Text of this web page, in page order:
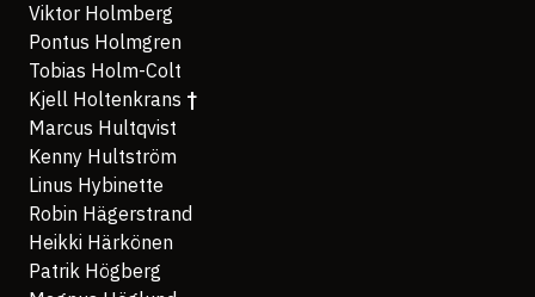
Viktor Holmberg
Pontus Holmgren
Tobias Holm-Colt
Kjell Holtenkrans †
Marcus Hultqvist
Kenny Hultström
Linus Hybinette
Robin Hägerstrand
Heikki Härkönen
Patrik Högberg